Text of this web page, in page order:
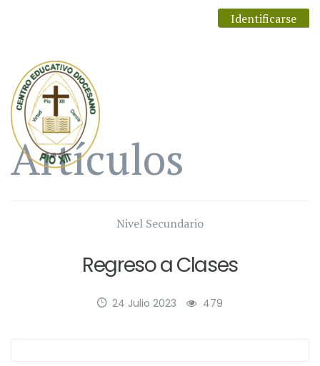
Identificarse
Artículos
Nivel Secundario
Regreso a Clases
24 Julio 2023 479